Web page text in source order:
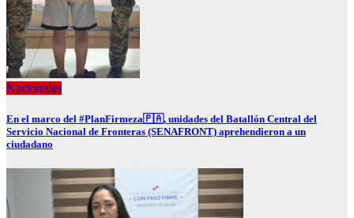
Nacionales
En el marco del #PlanFirmeza🇵🇦, unidades del Batallón Central del
Servicio Nacional de Fronteras (SENAFRONT) aprehendieron a un
ciudadano